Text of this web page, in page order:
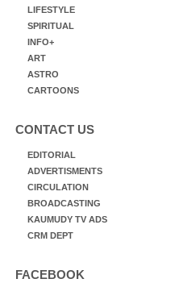
LIFESTYLE
SPIRITUAL
INFO+
ART
ASTRO
CARTOONS
CONTACT US
EDITORIAL
ADVERTISMENTS
CIRCULATION
BROADCASTING
KAUMUDY TV ADS
CRM DEPT
FACEBOOK